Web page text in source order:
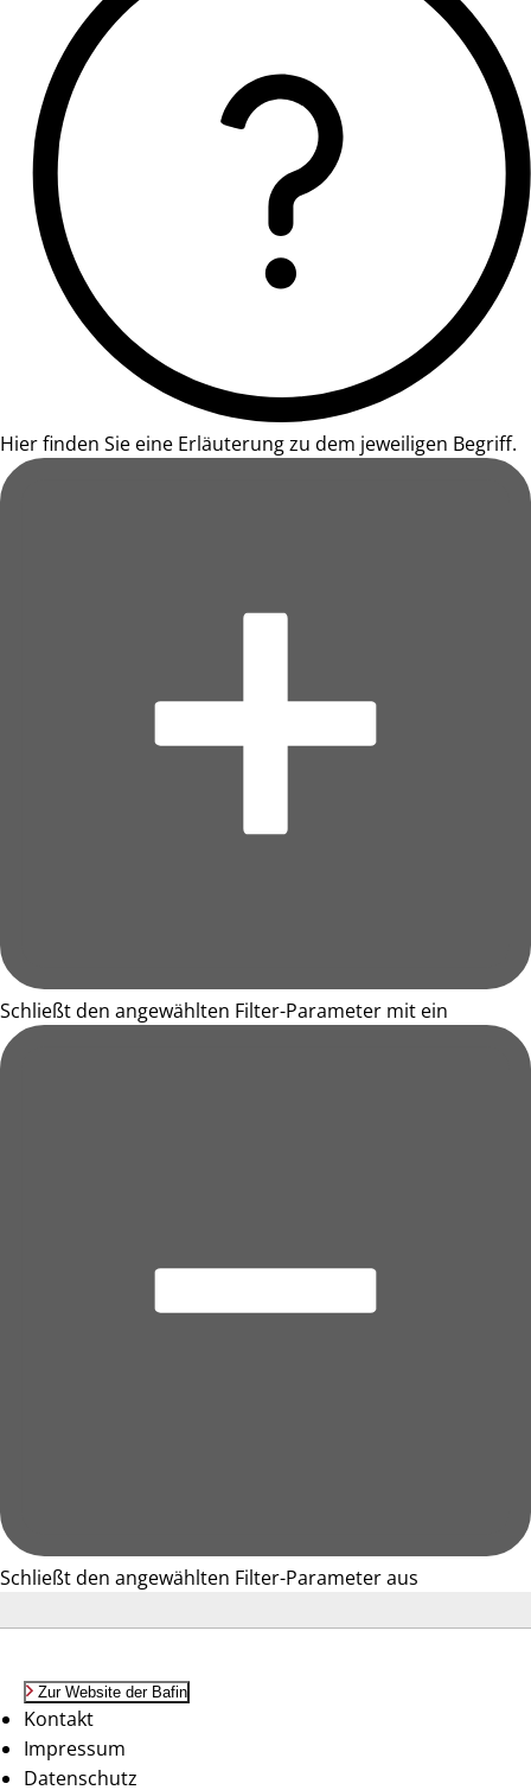
Hier finden Sie eine Erläuterung zu dem jeweiligen Begriff.
Schließt den angewählten Filter-Parameter mit ein
Schließt den angewählten Filter-Parameter aus
Zur Website der Bafin
Kontakt
Impressum
Datenschutz